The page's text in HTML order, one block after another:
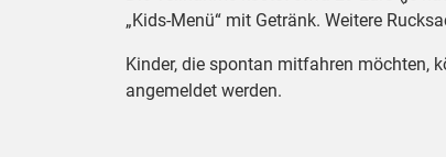
„Kids-Menü“ mit Getränk. Weitere
Kinder, die spontan mitfahren möchten,
angemeldet werden.